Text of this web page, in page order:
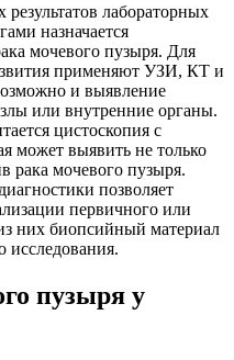
лабораторных
назначается
мочевого пузыря. Для
применяют УЗИ, КТ и
и выявление
или внутренние органы.
цистоскопия с
может выявить не только
рака мочевого пузыря.
позволяет
первичного или
них биопсийный материал
исследования.
пузыря у